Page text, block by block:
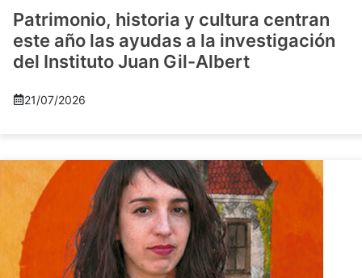
Patrimonio, historia y cultura centran
este año las ayudas a la investigación
del Instituto Juan Gil-Albert
21/07/2026